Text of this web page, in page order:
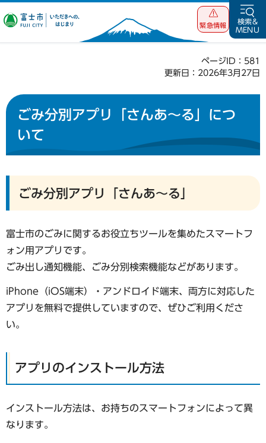
富士市 いただ
緊急情報
検索&
MENU
ページID：581
更新日：2026年3月27日
ごみ分別アプリ「さんあ～る」につ
いて
ごみ分別アプリ「さんあ～る」
富士市のごみに関するお役立ちツールを集めたスマートフ
ォン用アプリです。
ごみ出し通知機能、ごみ分別検索機能などがあります。
iPhone（iOS端末）・アンドロイド端末、両方に対応した
アプリを無料で提供していますので、ぜひご利用くださ
い。
アプリのインストール方法
インストール方法は、お持ちのスマートフォンによって異
なります。